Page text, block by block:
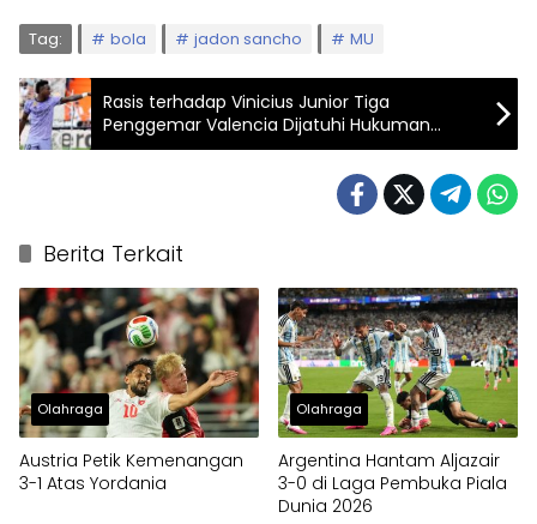
Tag: bola jadon sancho MU
Rasis terhadap Vinicius Junior Tiga
Penggemar Valencia Dijatuhi Hukuman
Penjara
Berita Terkait
Olahraga
Austria Petik Kemenangan
3-1 Atas Yordania
Olahraga
Argentina Hantam Aljazair
3-0 di Laga Pembuka Piala
Dunia 2026